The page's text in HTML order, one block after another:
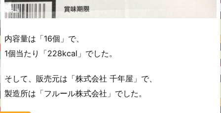
内容量は「16個」で、
1個当たり「228kcal」でした。
そして、販売元は「株式会社 千年屋」で、
製造所は「フルール株式会社」でした。